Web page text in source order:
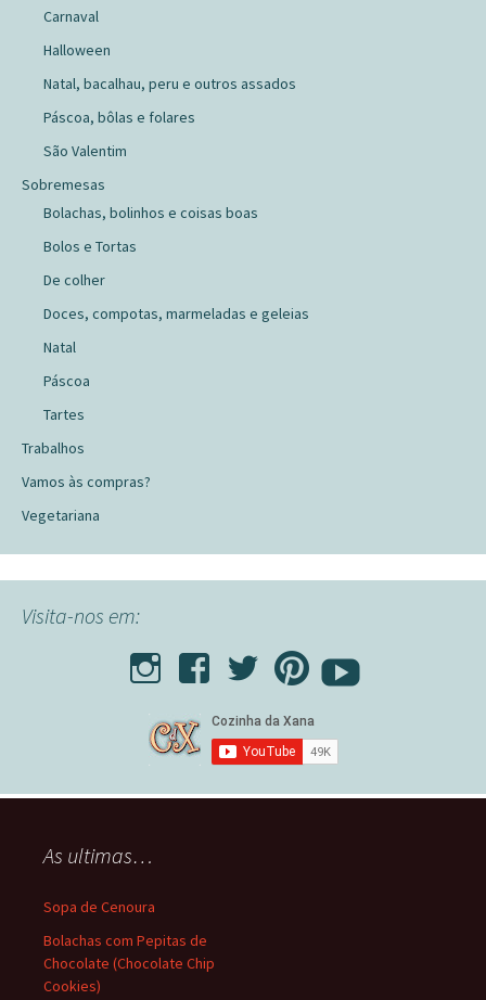
Carnaval
Halloween
Natal, bacalhau, peru e outros assados
Páscoa, bôlas e folares
São Valentim
Sobremesas
Bolachas, bolinhos e coisas boas
Bolos e Tortas
De colher
Doces, compotas, marmeladas e geleias
Natal
Páscoa
Tartes
Trabalhos
Vamos às compras?
Vegetariana
Visita-nos em:
As ultimas…
Sopa de Cenoura
Bolachas com Pepitas de
Chocolate (Chocolate Chip
Cookies)